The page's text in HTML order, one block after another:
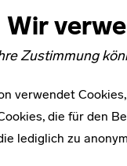
Wir
Zustimmung
verwendet
die für den
lediglich zu
arbeitete sie als
wurde Blühová der
eins bitte ich) mit
avantgardy a
unter dem Titel
der Erfindung